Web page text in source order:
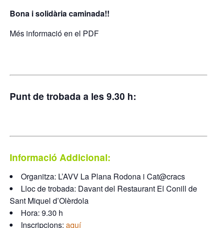
Bona i solidària caminada!!
Més informació en el PDF
Punt de trobada a les 9.30 h:
Informació Addicional:
Organitza: L’AVV La Plana Rodona i Cat@cracs
Lloc de trobada: Davant del Restaurant El Conill de
Sant Miquel d’Olèrdola
Hora: 9.30 h
Inscripcions: aquí